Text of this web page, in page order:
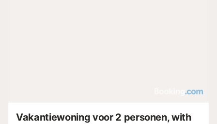
Vakantiewoning voor 2 personen, with